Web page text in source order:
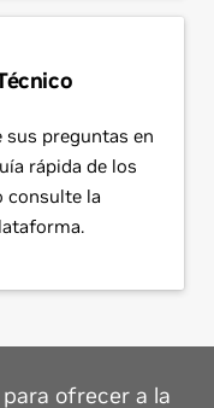
sus preguntas en
rápida de los
consulte la
ofrecer a la